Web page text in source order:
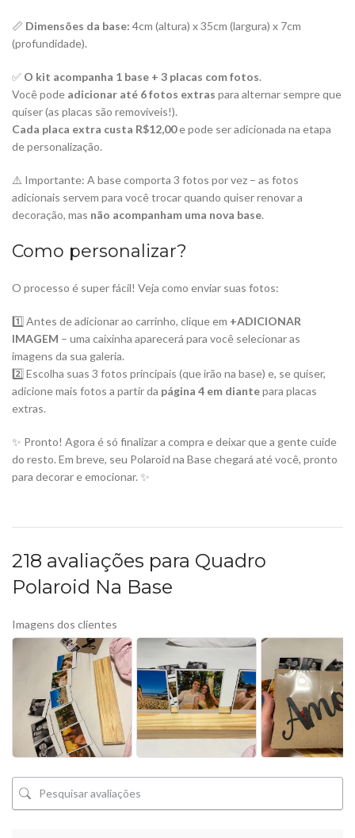
📏 Dimensões da base: 4cm (altura) x 35cm (largura) x 7cm
(profundidade).
✅ O kit acompanha 1 base + 3 placas com fotos.
Você pode adicionar até 6 fotos extras para alternar sempre que
quiser (as placas são removíveis!).
Cada placa extra custa R$12,00e pode ser adicionada na etapa
de personalização.
⚠️ Importante: A base comporta 3 fotos por vez – as fotos
adicionais servem para você trocar quando quiser renovar a
decoração, mas não acompanham uma nova base.
Como personalizar?
O processo é super fácil! Veja como enviar suas fotos:
1️⃣ Antes de adicionar ao carrinho, clique em +ADICIONAR
IMAGEM – uma caixinha aparecerá para você selecionar as
imagens da sua galeria.
2️⃣ Escolha suas 3 fotos principais (que irão na base) e, se quiser,
adicione mais fotos a partir da página 4 em diantepara placas
extras.
✨ Pronto! Agora é só finalizar a compra e deixar que a gente cuide
do resto. Em breve, seu Polaroid na Base chegará até você, pronto
para decorar e emocionar. ✨
218 avaliações para Quadro
Polaroid Na Base
Imagens dos clientes